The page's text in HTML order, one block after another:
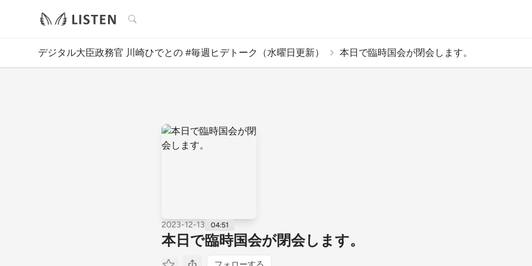
検索
デジタル大臣政務官 川崎ひでとの #毎週ヒデトーク（水曜日更新） 本日で臨時国会が閉会します。
2023-12-13 04:51
本日で臨時国会が閉会します。